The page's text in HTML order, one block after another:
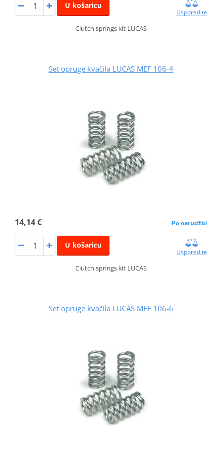
U košaricu
Usporedite
Clutch springs kit LUCAS
Set opruge kvačila LUCAS MEF 106-4
14,14 € Po narudžbi
U košaricu
Usporedite
Clutch springs kit LUCAS
Set opruge kvačila LUCAS MEF 106-6